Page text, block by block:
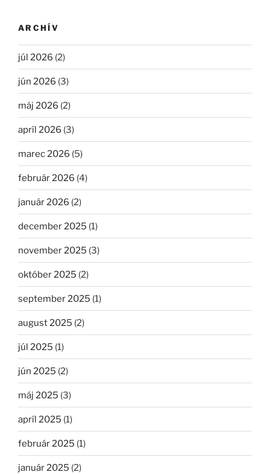
ARCHÍV
júl 2026 (2)
jún 2026 (3)
máj 2026 (2)
apríl 2026 (3)
marec 2026 (5)
február 2026 (4)
január 2026 (2)
december 2025 (1)
november 2025 (3)
október 2025 (2)
september 2025 (1)
august 2025 (2)
júl 2025 (1)
jún 2025 (2)
máj 2025 (3)
apríl 2025 (1)
február 2025 (1)
január 2025 (2)